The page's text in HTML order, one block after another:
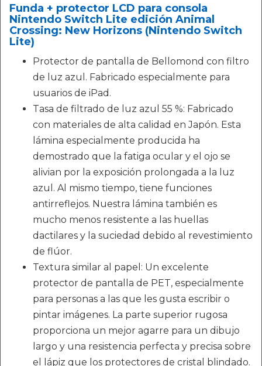
Funda + protector LCD para consola
Nintendo Switch Lite edición Animal
Crossing: New Horizons (Nintendo Switch
Lite)
Protector de pantalla de Bellomond con filtro
de luz azul. Fabricado especialmente para
usuarios de iPad.
Tasa de filtrado de luz azul 55 %: Fabricado
con materiales de alta calidad en Japón. Esta
lámina especialmente producida ha
demostrado que la fatiga ocular y el ojo se
alivian por la exposición prolongada a la luz
azul. Al mismo tiempo, tiene funciones
antirreflejos. Nuestra lámina también es
mucho menos resistente a las huellas
dactilares y la suciedad debido al revestimiento
de flúor.
Textura similar al papel: Un excelente
protector de pantalla de PET, especialmente
para personas a las que les gusta escribir o
pintar imágenes. La parte superior rugosa
proporciona un mejor agarre para un dibujo
largo y una resistencia perfecta y precisa sobre
el lápiz que los protectores de cristal blindado.